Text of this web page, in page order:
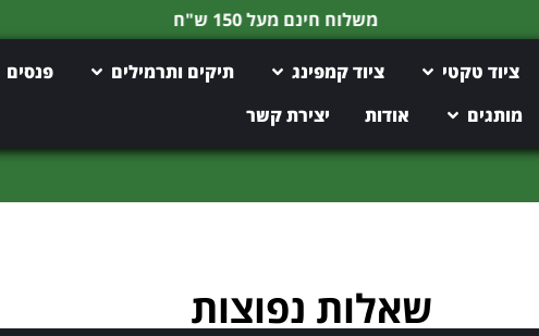
משלוח חינם מעל 150 ש"ח
ציוד טקטי ציוד קמפינג תיקים ותרמילים
פנסים
מותגים
אודות יצירת קשר
שאלות נפוצות